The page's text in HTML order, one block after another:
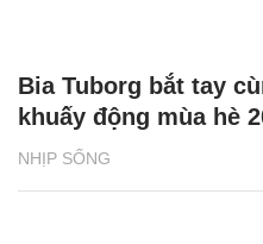
NHỊP SỐNG
Bia Tuborg bắt tay
khuấy động mùa hè